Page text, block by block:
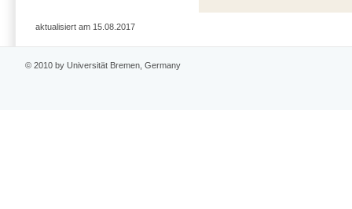
aktualisiert am 15.08.2017
© 2010 by Universität Bremen, Germany